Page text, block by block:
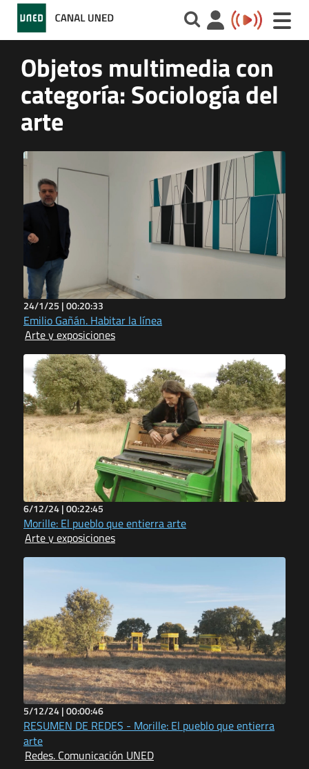
Toggle
Objetos multimedia con
categoría: Sociología del
arte
24/1/25 |00:20:33
Emilio Gañán. Habitar la línea
Arte y exposiciones
6/12/24 |00:22:45
Morille: El pueblo que entierra arte
Arte y exposiciones
5/12/24 |00:00:46
RESUMEN DE REDES - Morille: El pueblo que entierra
arte
Redes. Comunicación UNED